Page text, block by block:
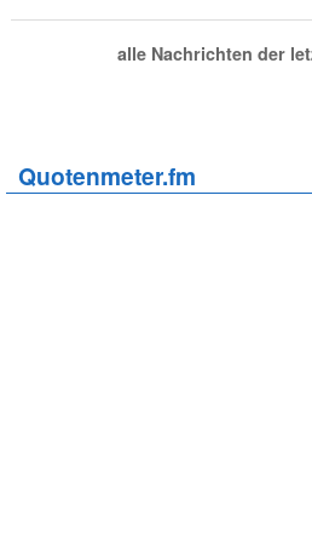
alle Nachrichten der
Quotenmeter.fm